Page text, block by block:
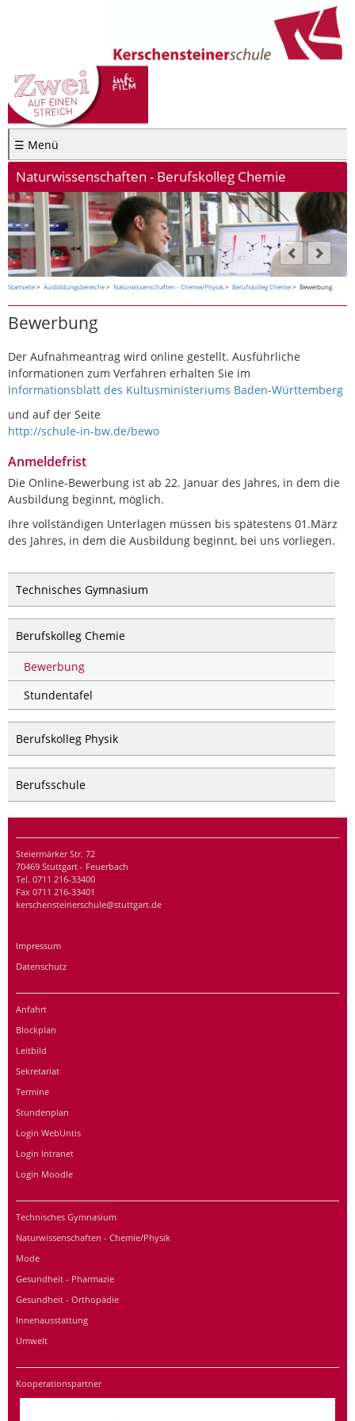
☰ Menü
Naturwissenschaften - Berufskolleg Chemie
Startseite Ausbildungsbereiche Naturwissenschaften - Chemie/Physik Berufskolleg Chemie Bewerbung
Bewerbung
Der Aufnahmeantrag wird online gestellt. Ausführliche
Informationen zum Verfahren erhalten Sie im
Informationsblatt des Kultusministeriums Baden-Württemberg
und auf der Seite
http://schule-in-bw.de/bewo
Anmeldefrist
Die Online-Bewerbung ist ab 22. Januar des Jahres, in dem die
Ausbildung beginnt, möglich.
Ihre vollständigen Unterlagen müssen bis spätestens 01.März
des Jahres, in dem die Ausbildung beginnt, bei uns vorliegen.
Technisches Gymnasium
Berufskolleg Chemie
Bewerbung
Stundentafel
Berufskolleg Physik
Berufsschule
Steiermärker Str. 72
70469 Stuttgart - Feuerbach
Tel. 0711 216-33400
Fax 0711 216-33401
kerschensteinerschule@stuttgart.de
Impressum
Datenschutz
Anfahrt
Blockplan
Leitbild
Sekretariat
Termine
Stundenplan
Login WebUntis
Login Intranet
Login Moodle
Technisches Gymnasium
Naturwissenschaften - Chemie/Physik
Mode
Gesundheit - Pharmazie
Gesundheit - Orthopädie
Innenausstattung
Umwelt
Kooperationspartner